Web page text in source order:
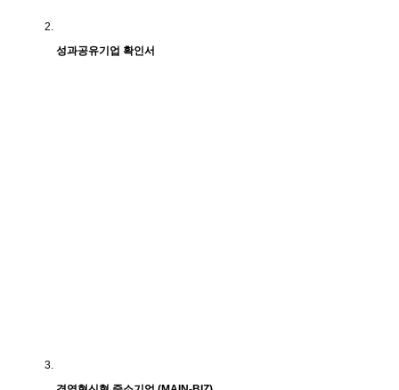
성과공유기업 확인서